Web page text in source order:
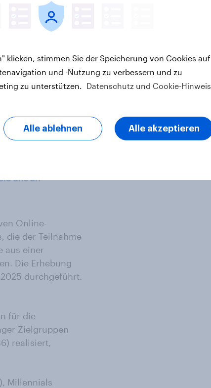
Ex‑Trinker. Ein
den
und ihren
zu
uns an
Online-
die der Teilnahme
aus einer
Die Erhebung
durchgeführt.
für die
Zielgruppen
realisiert,
Millennials
klicken, stimmen Sie der Speicherung von Cookies auf
und -Nutzung zu verbessern und zu
zu unterstützen. Datenschutz und Cookie-Hinweis
Alle ablehnen Alle akzeptieren